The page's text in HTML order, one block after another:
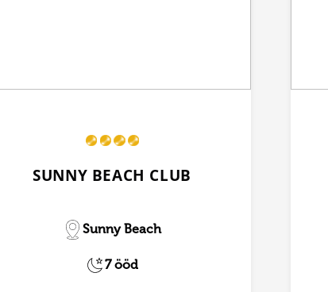
SUNNY BEACH CLUB
Sunny Beach
7 ööd